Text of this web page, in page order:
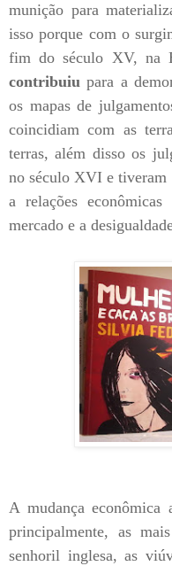
munição para
isso porque com o
fim do século XV, na
contribuiu para a
os mapas de
coincidiam com as
terras, além disso os
no século XVI e tiveram
a relações
mercado e a
A mudança econômica
principalmente, as
senhoril inglesa, as